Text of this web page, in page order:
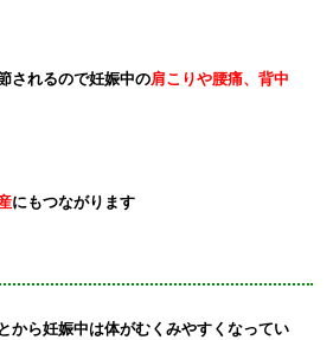
されるので妊娠中の肩こりや腰痛、 背中
にもつながります
から妊娠中は体がむくみやすくなってい